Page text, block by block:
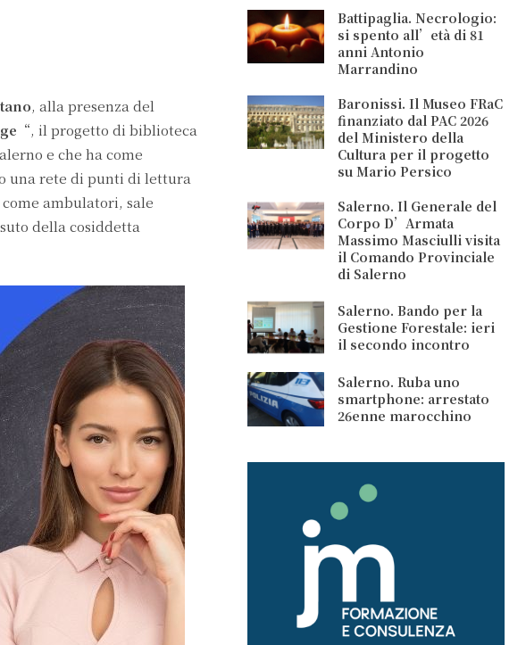
, alla presenza del
“, il progetto di biblioteca
e che ha come
una rete di punti di lettura
ambulatori, sale
della cosiddetta
Battipaglia. Necrologio:
si spento all’età di 81
anni Antonio
Marrandino
Baronissi. Il Museo FRaC
finanziato dal PAC 2026
del Ministero della
Cultura per il progetto
su Mario Persico
Salerno. Il Generale del
Corpo D’Armata
Massimo Masciulli visita
il Comando Provinciale
di Salerno
Salerno. Bando per la
Gestione Forestale: ieri
il secondo incontro
Salerno. Ruba uno
smartphone: arrestato
26enne marocchino